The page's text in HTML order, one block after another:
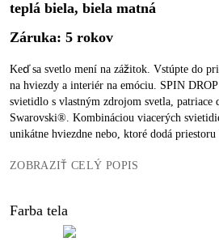
teplá biela, biela matná
Záruka: 5 rokov
Keď sa svetlo mení na zážitok. Vstúpte do
na hviezdy a interiér na emóciu. SPIN
svietidlo s vlastným zdrojom svetla, patriace
Swarovski®. Kombináciou viacerých
unikátne hviezdne nebo, ktoré dodá
ZOBRAZIŤ CELÝ POPIS
Farba tela